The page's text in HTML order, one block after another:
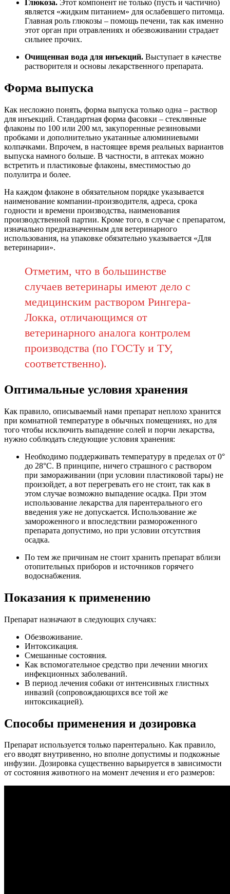
Глюкоза. Этот компонент не только (пусть и частично)
является «жидким питанием» для ослабевшего питомца.
Главная роль глюкозы – помощь печени, так как именно
этот орган при отравлениях и обезвоживании страдает
сильнее прочих.
Очищенная вода для инъекций. Выступает в качестве
растворителя и основы лекарственного препарата.
Форма выпуска
Как несложно понять, форма выпуска только одна – раствор
для инъекций. Стандартная форма фасовки – стеклянные
флаконы по 100 или 200 мл, закупоренные резиновыми
пробками и дополнительно укатанные алюминиевыми
колпачками. Впрочем, в настоящее время реальных вариантов
выпуска намного больше. В частности, в аптеках можно
встретить и пластиковые флаконы, вместимостью до
полулитра и более.
На каждом флаконе в обязательном порядке указывается
наименование компании-производителя, адреса, срока
годности и времени производства, наименования
производственной партии. Кроме того, в случае с препаратом,
изначально предназначенным для ветеринарного
использования, на упаковке обязательно указывается «Для
ветеринарии».
Отметим, что в большинстве
случаев ветеринары имеют дело с
медицинским раствором Рингера-
Локка, отличающимся от
ветеринарного аналога контролем
производства (по ГОСТу и ТУ,
соответственно).
Оптимальные условия хранения
Как правило, описываемый нами препарат неплохо хранится
при комнатной температуре в обычных помещениях, но для
того чтобы исключить выпадение солей и порчи лекарства,
нужно соблюдать следующие условия хранения:
Необходимо поддерживать температуру в пределах от 0°
до 28°С. В принципе, ничего страшного с раствором
при замораживании (при условии пластиковой тары) не
произойдет, а вот перегревать его не стоит, так как в
этом случае возможно выпадение осадка. При этом
использование лекарства для парентерального его
введения уже не допускается. Использование же
замороженного и впоследствии размороженного
препарата допустимо, но при условии отсутствия
осадка.
По тем же причинам не стоит хранить препарат вблизи
отопительных приборов и источников горячего
водоснабжения.
Показания к применению
Препарат назначают в следующих случаях:
Обезвоживание.
Интоксикация.
Смешанные состояния.
Как вспомогательное средство при лечении многих
инфекционных заболеваний.
В период лечения собаки от интенсивных глистных
инвазий (сопровождающихся все той же
интоксикацией).
Способы применения и дозировка
Препарат используется только парентерально. Как правило,
его вводят внутривенно, но вполне допустимы и подкожные
инфузии. Дозировка существенно варьируется в зависимости
от состояния животного на момент лечения и его размеров: